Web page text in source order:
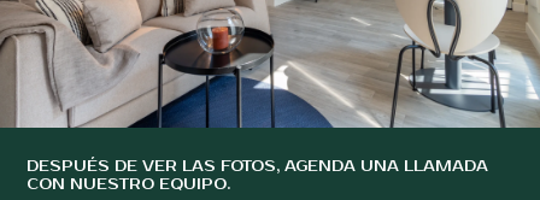
DESPUÉS DE VER LAS FOTOS, AGENDA UNA LLAMADA
CON NUESTRO EQUIPO.